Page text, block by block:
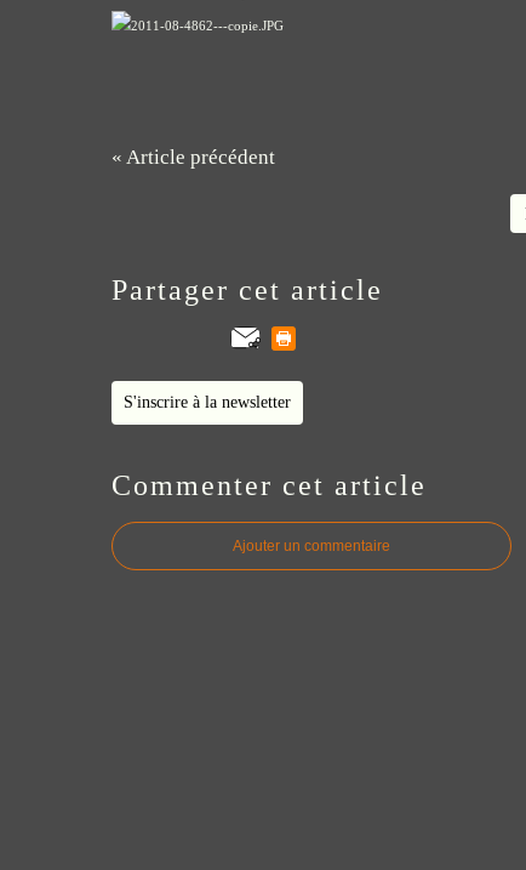
« Article précédent
Partager cet article
S'inscrire à la newsletter
Commenter cet article
Ajouter un commentaire